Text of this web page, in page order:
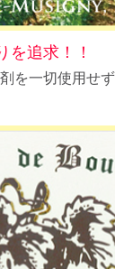
を追求！！
を一切使用せ